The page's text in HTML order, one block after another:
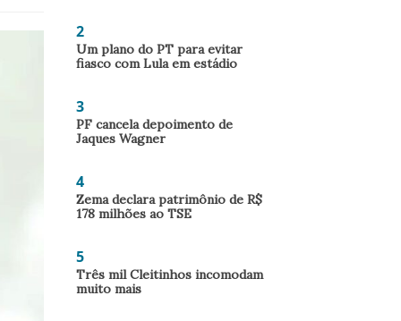
2
Um plano do PT para evitar
fiasco com Lula em estádio
3
PF cancela depoimento de
Jaques Wagner
4
Zema declara patrimônio de R$
178 milhões ao TSE
5
Três mil Cleitinhos incomodam
muito mais